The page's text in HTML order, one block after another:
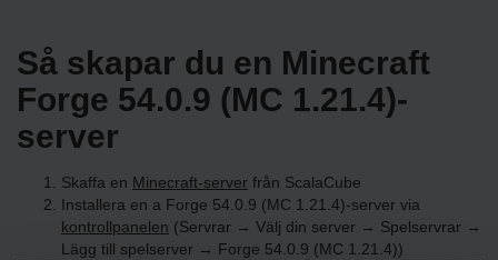
Så skapar du en Minecraft
Forge 54.0.9 (MC 1.21.4)-
server
Skaffa en Minecraft-server från ScalaCube
Installera en a Forge 54.0.9 (MC 1.21.4)-server via
kontrollpanelen (Servrar → Välj din server → Spelservrar →
Lägg till spelserver → Forge 54.0.9 (MC 1.21.4))